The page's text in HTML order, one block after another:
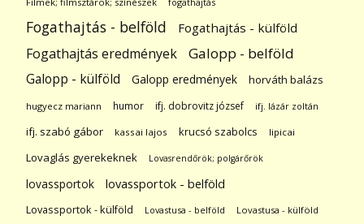
Fogathajtás - belföld Fogathajtás - külföld
Fogathajtás eredmények Galopp - belföld
Galopp - külföld Galopp eredmények horváth balázs
hugyecz mariann humor ifj. dobrovitz józsef ifj. lázár zoltán
ifj. szabó gábor kassai lajos krucsó szabolcs lipicai
Lovaglás gyerekeknek Lovasrendőrök; polgárőrök
lovassportok lovassportok - belföld
Lovassportok - külföld Lovastusa - belföld Lovastusa - külföld